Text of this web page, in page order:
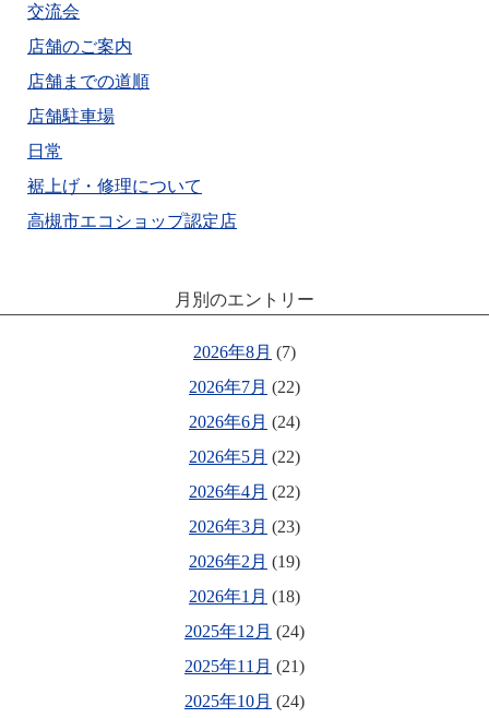
交流会
店舗のご案内
店舗までの道順
店舗駐車場
日常
裾上げ・修理について
高槻市エコショップ認定店
月別のエントリー
2026年8月 (7)
2026年7月 (22)
2026年6月 (24)
2026年5月 (22)
2026年4月 (22)
2026年3月 (23)
2026年2月 (19)
2026年1月 (18)
2025年12月 (24)
2025年11月 (21)
2025年10月 (24)